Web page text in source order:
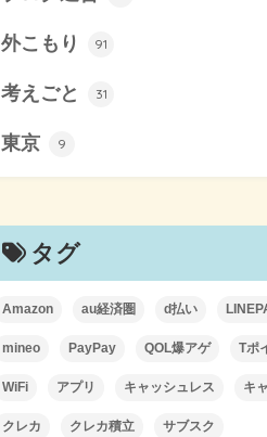
外こもり 91
考えごと 31
東京 9
タグ
Amazon au経済圏 d払い
mineo PayPay QOL爆アゲ Tポ
WiFi アプリ キャッシュレス キ
クレカ クレカ積立 サブスク